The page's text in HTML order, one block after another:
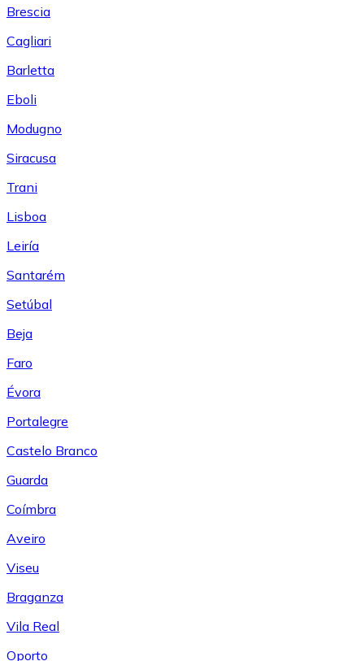
Brescia
Cagliari
Barletta
Eboli
Modugno
Siracusa
Trani
Lisboa
Leiría
Santarém
Setúbal
Beja
Faro
Évora
Portalegre
Castelo Branco
Guarda
Coímbra
Aveiro
Viseu
Braganza
Vila Real
Oporto